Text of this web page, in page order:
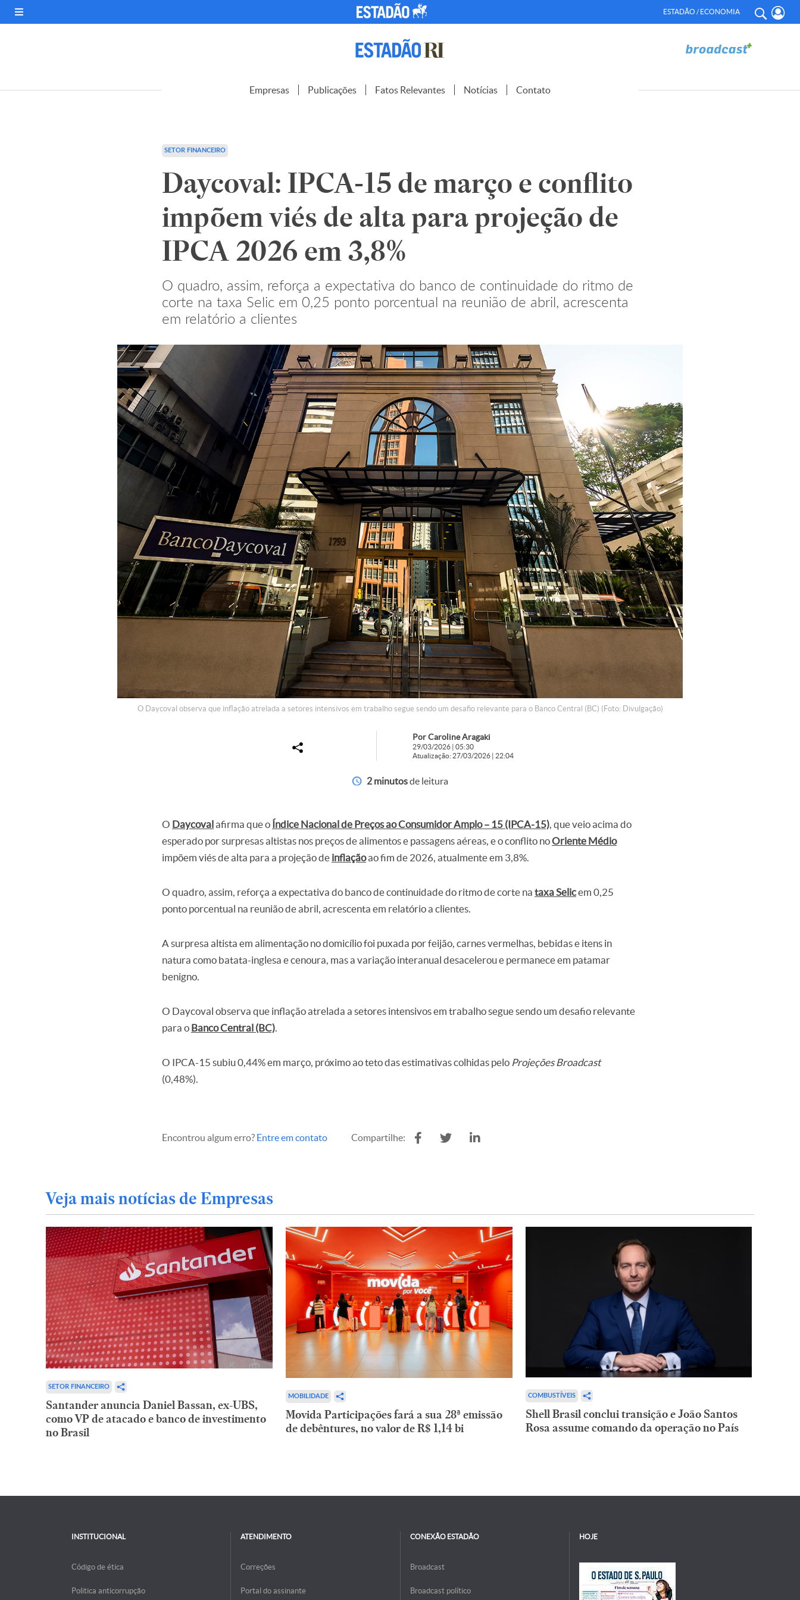
ESTADÃO / ECONOMIA
Empresas Publicações Fatos Relevantes Notícias Contato
SETOR FINANCEIRO
Daycoval: IPCA-15 de março e conflito
impõem viés de alta para projeção de
IPCA 2026 em 3,8%
O quadro, assim, reforça a expectativa do banco de continuidade do ritmo de
corte na taxa Selic em 0,25 ponto porcentual na reunião de abril, acrescenta
em relatório a clientes
O Daycoval observa que inflação atrelada a setores intensivos em trabalho segue sendo um desafio relevante para o Banco Central (BC) (Foto: Divulgação)
Por Caroline Aragaki
29/03/2026 | 05:30
Atualização: 27/03/2026 | 22:04
2 minutosde leitura
O Daycovalafirma que o Índice Nacional de Preços ao Consumidor Amplo – 15 (IPCA-15) , que veio acima do
esperado por surpresas altistas nos preços de alimentos e passagens aéreas, e o conflito noOriente Médio
impõem viés de alta para a projeção de inflaçãoao fim de 2026, atualmente em 3,8%.
O quadro, assim, reforça a expectativa do banco de continuidade do ritmo de corte na taxa Selicem 0,25
ponto porcentual na reunião de abril, acrescenta em relatório a clientes.
A surpresa altista em alimentação no domicílio foi puxada por feijão, carnes vermelhas, bebidas e itens in
natura como batata-inglesa e cenoura, mas a variação interanual desacelerou e permanece em patamar
benigno.
O Daycoval observa que inflação atrelada a setores intensivos em trabalho segue sendo um desafio relevante
para o Banco Central (BC)
O IPCA-15 subiu 0,44% em março, próximo ao teto das estimativas colhidas pelo Projeções Broadcast
(0,48%).
Encontrou algum erro? Entre em contato Compartilhe:
Veja mais notícias de Empresas
SETOR FINANCEIRO
Santander anuncia Daniel Bassan, ex-UBS,
como VP de atacado e banco de investimento
no Brasil
MOBILIDADE
Movida Participações fará a sua 28ª emissão
de debêntures, no valor de R$ 1,14 bi
COMBUSTÍVEIS
Shell Brasil conclui transição e João Santos
Rosa assume comando da operação no País
INSTITUCIONAL
Código de ética
Politica anticorrupção
ATENDIMENTO
Correções
Portal do assinante
CONEXÃO ESTADÃO
Broadcast
Broadcast político
HOJE